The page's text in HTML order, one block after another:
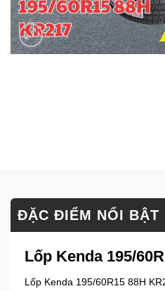
ĐẶC ĐIỂM NỔI BẬT
Lốp Kenda 195/
Lốp Kenda 195/60R15 88H